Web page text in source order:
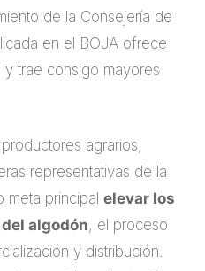
de la Consejería de
en el BOJA ofrece
trae consigo mayores
agrarios,
representativas de la
principal elevar los
algodón, el proceso
y distribución.